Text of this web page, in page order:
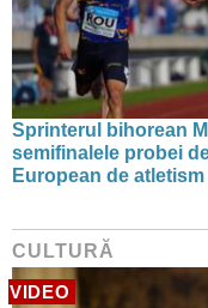
Sprinterul bihorean
semifinalele probei
European de atletism
CULTURĂ
VIDEO